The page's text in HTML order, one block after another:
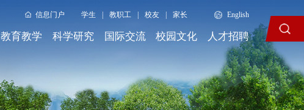
信息门户 学生 教职工 校友 家长 English
教育教学 科学研究 国际交流 校园文化 人才招聘